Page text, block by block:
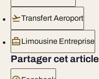
Transfert Aeroport
Limousine Entreprise
Partager cet article